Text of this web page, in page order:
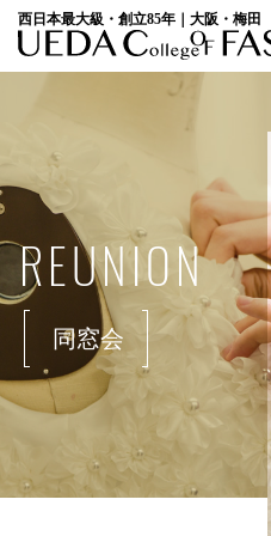
西日本最大級・創立85年｜大阪・梅田
REUNION
同窓会